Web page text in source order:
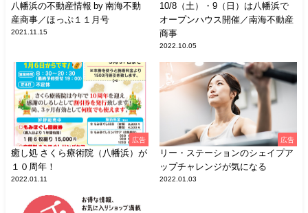
八幡浜の不動産情報 by 南海不動
産商事／ほっぷ１１月号
2021.11.15
10/8（土）・9（日）は八幡浜で
オープンハウス開催／南海不動産
商事
2022.10.05
広告
癒し処 さくら療術院（八幡浜）が
１０周年！
2022.01.11
広告
リー・ステーションのシェイプア
ップチャレンジが気になる
2022.01.03